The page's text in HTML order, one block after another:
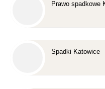
Prawo spadkowe
Spadki Katowice